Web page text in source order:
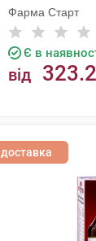
Фарма Старт
Є в
від
доставка